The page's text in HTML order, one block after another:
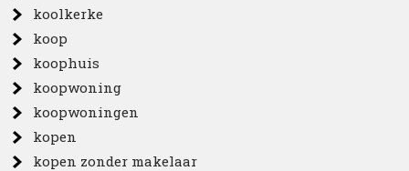
koolkerke
koop
koophuis
koopwoning
koopwoningen
kopen
kopen zonder makelaar